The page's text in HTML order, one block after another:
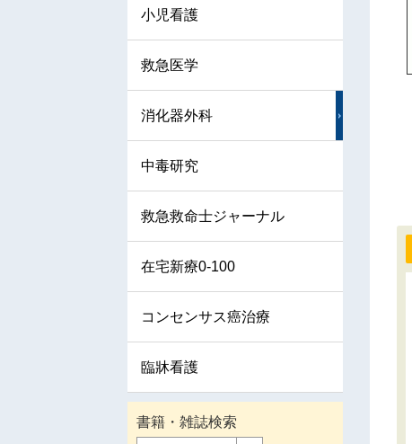
小児看護
救急医学
消化器外科
中毒研究
救急救命士ジャーナル
在宅新療0-100
コンセンサス癌治療
臨牀看護
書籍・雑誌検索